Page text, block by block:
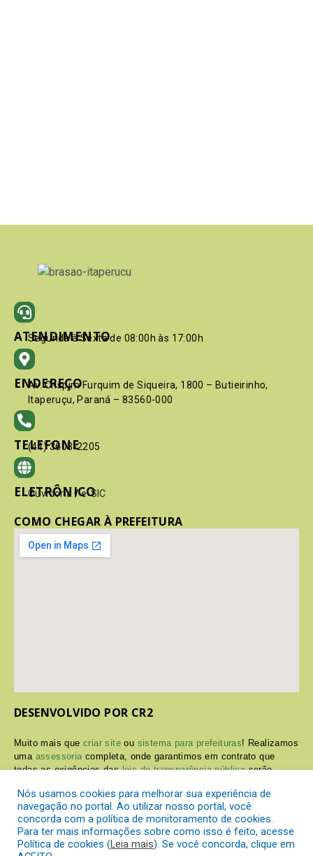
ATENDIMENTO
Segunda à Sexta de 08:00h às 17:00h
ENDEREÇO
Av. Crispim Furquim de Siqueira, 1800 – Butieirinho,
Itaperuçu, Paraná – 83560-000
TELEFONE
(41) 3603-2205
ELETRÔNICO
Ouvidoria / e-SIC
COMO CHEGAR À PREFEITURA
DESENVOLVIDO POR CR2
Muito mais quecriar site ou sistema para prefeituras! Realizamos
uma assessoria completa, onde garantimos em contrato que
todas as exigências dasleis de transparência públicaserão
Conheça oPNTPe oRadar da Transparência Pública
Nós usamos cookies para melhorar sua experiência de
navegação no portal. Ao utilizar nosso portal, você
concorda com a política de monitoramento de cookies.
Para ter mais informações sobre como isso é feito, acesse
Política de cookies (Leia mais). Se você concorda, clique em